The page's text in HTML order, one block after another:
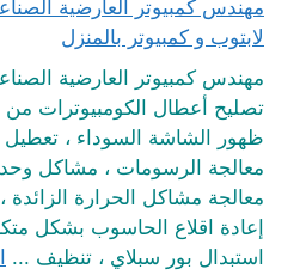
لابتوب و كمبيوتر بالمنزل
مهندس كمبيوتر العارضية
تصليح أعطال الكومبيوترات من
ظهور الشاشة السوداء ،
معالجة الرسومات ، مشاكل
معالجة مشاكل الحرارة
إعادة اقلاع الحاسوب بشكل
استبدال بور سبلاي ، تنظيف ...